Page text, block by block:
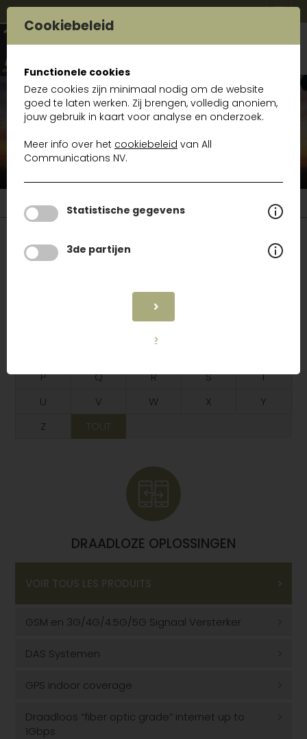
Cookiebeleid
Functionele cookies
Deze cookies zijn minimaal nodig om de website
goed te laten werken. Zij brengen, volledig anoniem,
jouw gebruik in kaart voor analyse en onderzoek.
Meer info over het cookiebeleid van All
Communications NV.
Statistische gegevens
3de partijen
Trouvez votre produit
Gamma
Gamma
C
P
Q R S
T
U
V W X
Y
Z
TOUT
DRAADLOZE OPLOSSINGEN
VOIR TOUS LES PRODUITS
GSM en 3G/4G/4.5G/5G Signaal Versterker
DAS Systemen
GPS indoor coverage
Draadloos “fiber optic grade” internet up to
1Gbps